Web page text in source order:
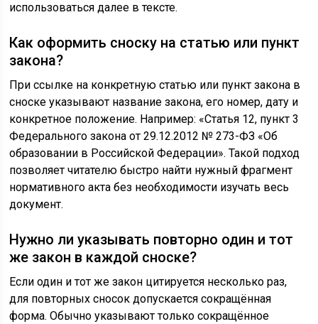
использоваться далее в тексте.
Как оформить сноску на статью или пункт
закона?
При ссылке на конкретную статью или пункт закона в
сноске указывают название закона, его номер, дату и
конкретное положение. Например: «Статья 12, пункт 3
Федерального закона от 29.12.2012 № 273-ФЗ «Об
образовании в Российской Федерации». Такой подход
позволяет читателю быстро найти нужный фрагмент
нормативного акта без необходимости изучать весь
документ.
Нужно ли указывать повторно один и тот
же закон в каждой сноске?
Если один и тот же закон цитируется несколько раз,
для повторных сносок допускается сокращённая
форма. Обычно указывают только сокращённое